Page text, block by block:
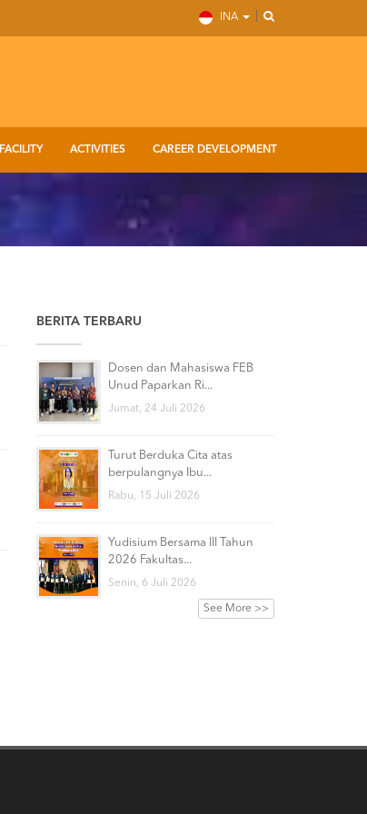
INA
FACILITY ACTIVITIES CAREER DEVELOPMENT
BERITA TERBARU
Dosen dan Mahasiswa FEB
Unud Paparkan Ri...
Jumat, 24 Juli 2026
Turut Berduka Cita atas
berpulangnya Ibu...
Rabu, 15 Juli 2026
Yudisium Bersama III Tahun
2026 Fakultas...
Senin, 6 Juli 2026
See More >>